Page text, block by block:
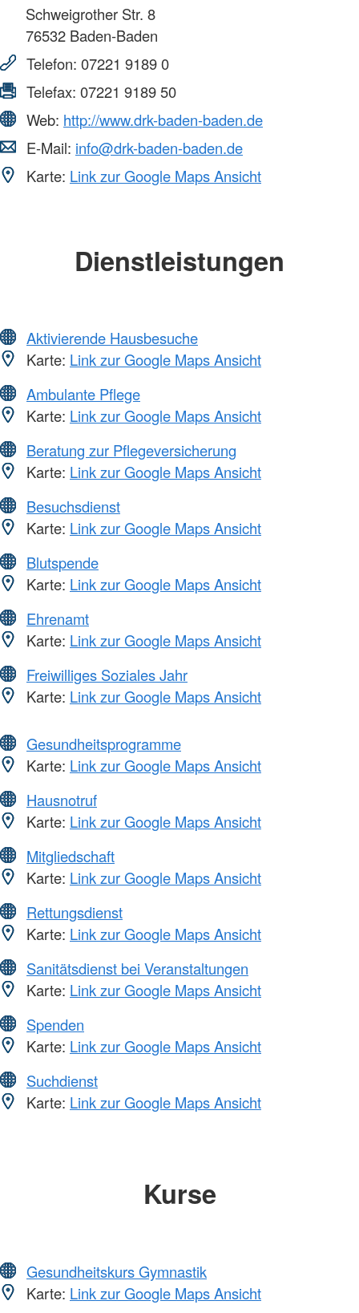
Schweigrother Str. 8
76532 Baden-Baden
Telefon: 07221 9189 0
Telefax: 07221 9189 50
Web: http://www.drk-baden-baden.de
E-Mail: info@drk-baden-baden.de
Karte: Link zur Google Maps Ansicht
Dienstleistungen
Aktivierende Hausbesuche
Karte: Link zur Google Maps Ansicht
Ambulante Pflege
Karte: Link zur Google Maps Ansicht
Beratung zur Pflegeversicherung
Karte: Link zur Google Maps Ansicht
Besuchsdienst
Karte: Link zur Google Maps Ansicht
Blutspende
Karte: Link zur Google Maps Ansicht
Ehrenamt
Karte: Link zur Google Maps Ansicht
Freiwilliges Soziales Jahr
Karte: Link zur Google Maps Ansicht
Gesundheitsprogramme
Karte: Link zur Google Maps Ansicht
Hausnotruf
Karte: Link zur Google Maps Ansicht
Mitgliedschaft
Karte: Link zur Google Maps Ansicht
Rettungsdienst
Karte: Link zur Google Maps Ansicht
Sanitätsdienst bei Veranstaltungen
Karte: Link zur Google Maps Ansicht
Spenden
Karte: Link zur Google Maps Ansicht
Suchdienst
Karte: Link zur Google Maps Ansicht
Kurse
Gesundheitskurs Gymnastik
Karte: Link zur Google Maps Ansicht